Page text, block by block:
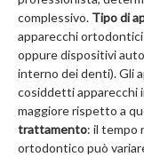
complessivo. Tipo di
apparecchi ortodontici
oppure dispositivi
interno dei denti). Gli
cosiddetti apparecchi
maggiore rispetto a
trattamento: il tempo
ortodontico può